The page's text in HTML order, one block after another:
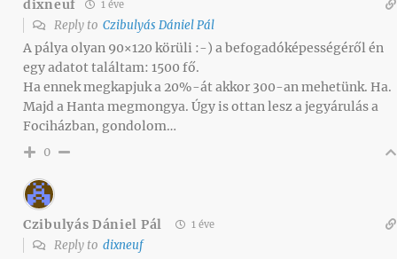
dixneuf 1 éve
Reply to Czibulyás Dániel Pál
A pálya olyan 90×120 körüli :-) a befogadóképességéről én
egy adatot találtam: 1500 fő.
Ha ennek megkapjuk a 20%-át akkor 300-an mehetünk. Ha.
Majd a Hanta megmongya. Úgy is ottan lesz a jegyárulás a
Fociházban, gondolom…
0
Czibulyás Dániel Pál 1 éve
Reply to dixneuf